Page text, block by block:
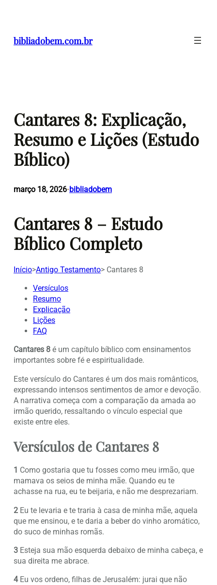
conteúdo
bibliadobem.com.br
Cantares 8: Explicação,
Resumo e Lições (Estudo
Bíblico)
março 18, 2026•bibliadobem
Cantares 8 – Estudo
Bíblico Completo
Início>Antigo Testamento> Cantares 8
Versículos
Resumo
Explicação
Lições
FAQ
Cantares 8 é um capítulo bíblico com ensinamentos
importantes sobre fé e espiritualidade.
Este versículo do Cantares é um dos mais românticos,
expressando intensos sentimentos de amor e devoção.
A narrativa começa com a comparação da amada ao
irmão querido, ressaltando o vínculo especial que
existe entre eles.
Versículos de Cantares 8
1 Como gostaria que tu fosses como meu irmão, que
mamava os seios de minha mãe. Quando eu te
achasse na rua, eu te beijaria, e não me desprezariam.
2 Eu te levaria e te traria à casa de minha mãe, aquela
que me ensinou, e te daria a beber do vinho aromático,
do suco de minhas romãs.
3 Esteja sua mão esquerda debaixo de minha cabeça, e
sua direita me abrace.
4Eu vos ordeno, filhas de Jerusalém: jurai que não